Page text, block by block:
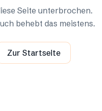
Seite unterbrochen.
behebt das meistens.
Zur Startseite